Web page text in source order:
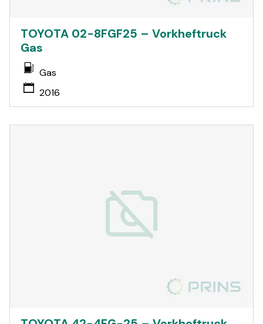
TOYOTA 02-8FGF25 – Vorkheftruck
Gas
Gas
2016